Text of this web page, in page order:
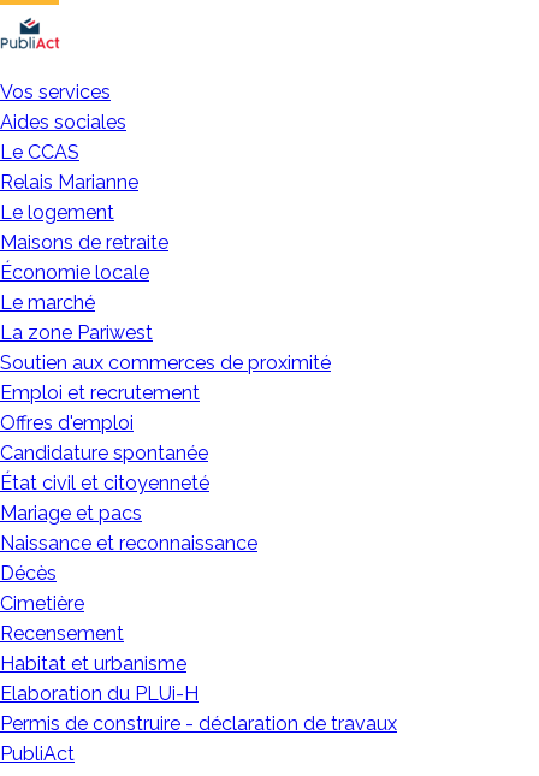
Affichage
légal
Vos services
Aides sociales
Le CCAS
Relais Marianne
Le logement
Maisons de retraite
Économie locale
Le marché
La zone Pariwest
Soutien aux commerces de proximité
Emploi et recrutement
Offres d'emploi
Candidature spontanée
État civil et citoyenneté
Mariage et pacs
Naissance et reconnaissance
Décès
Cimetière
Recensement
Habitat et urbanisme
Elaboration du PLUi-H
Permis de construire - déclaration de travaux
PubliAct